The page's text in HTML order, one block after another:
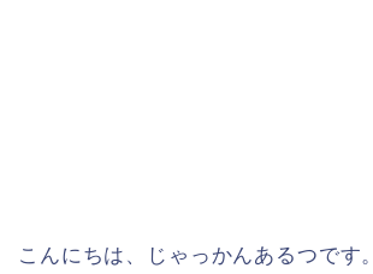
こんにちは、じゃっかんあるつです。